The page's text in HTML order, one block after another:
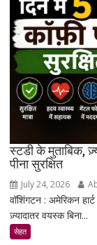
स्टडी के मुताबिक,
पीना सुरक्षित
July 24, 2026
वॉशिंगटन : अमेरिकन
ज़्यादातर वयस्क बिना...
सेहत